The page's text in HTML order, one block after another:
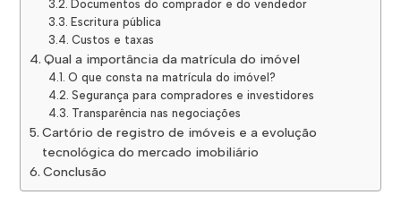
Documentos do comprador e do vendedor
Escritura pública
Custos e taxas
Qual a importância da matrícula do imóvel
O que consta na matrícula do imóvel?
Segurança para compradores e investidores
Transparência nas negociações
Cartório de registro de imóveis e a evolução
tecnológica do mercado imobiliário
Conclusão